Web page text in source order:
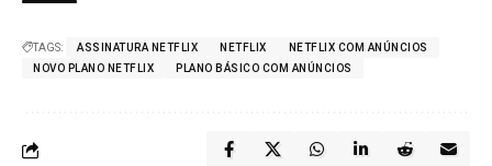
TAGS: ASSINATURA NETFLIX NETFLIX
NETFLIX COM ANÚNCIOS
NOVO PLANO NETFLIX
PLANO BÁSICO COM ANÚNCIOS